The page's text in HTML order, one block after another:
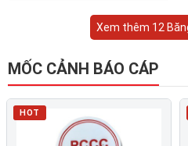
Xem thêm 12
MỐC CẢNH BÁO CÁP
HOT